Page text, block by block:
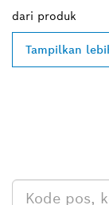
dari produk
Tampilkan